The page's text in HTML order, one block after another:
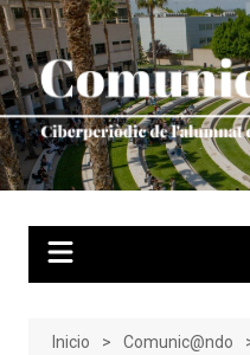
Saltar
al
contenido
Inicio
Comunic@ndo